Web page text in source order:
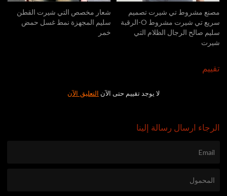
مصنع مشروط تي شيرت تصميم
سريع تي شيرت مشروط O-الرقبة
سليم صالح الرجال الظلام التي
شيرت
شعار مخصص التي شيرت القطن
سليم المجهزة نمط غسل حمض
خمر
تقييم
لا يوجد تقييم حتى الآن التعليق الآن
الرجاء ارسال رسالة إلينا